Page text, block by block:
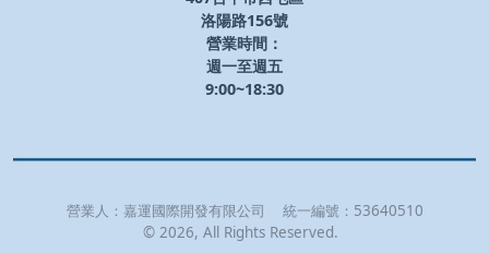
洛陽路156號
營業時間：
週一至週五
9:00~18:30
營業人： 嘉運國際開發有限公司 統一編號： 53640510
© 2026, All Rights Reserved.